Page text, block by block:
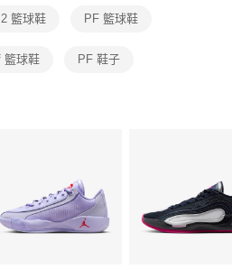
提供之「AFTEE先享後付」服務完成之交
定代理人或監護人之同意方可使用
申辦者引起之損失，本公司不負相關責
他人資訊註冊。若發現惡意使用之情形，
該用戶之使用額度並採取法律行動。
籃球鞋 PF 籃球鞋
籃球鞋 PF 鞋子